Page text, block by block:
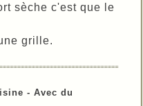
sèche c'est que le
grille.
- Avec du